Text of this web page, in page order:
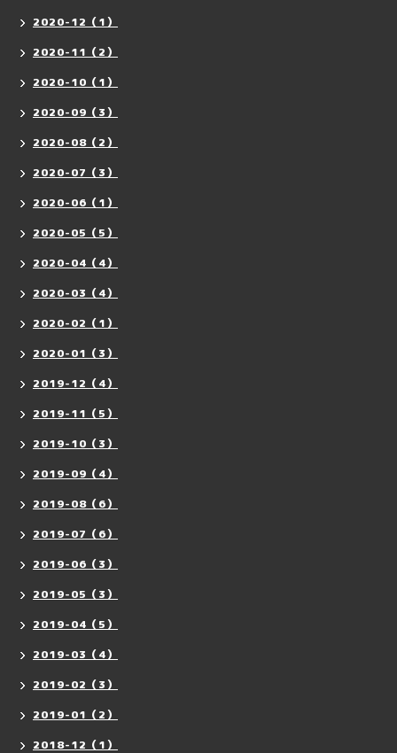
2020-12（1）
2020-11（2）
2020-10（1）
2020-09（3）
2020-08（2）
2020-07（3）
2020-06（1）
2020-05（5）
2020-04（4）
2020-03（4）
2020-02（1）
2020-01（3）
2019-12（4）
2019-11（5）
2019-10（3）
2019-09（4）
2019-08（6）
2019-07（6）
2019-06（3）
2019-05（3）
2019-04（5）
2019-03（4）
2019-02（3）
2019-01（2）
2018-12（1）